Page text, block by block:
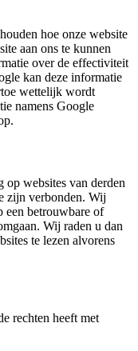
hoe onze website
aan ons te kunnen
over de effectiviteit
kan deze informatie
wettelijk wordt
namens Google
op websites van derden
zijn verbonden. Wij
een betrouwbare of
Wij raden u dan
te lezen alvorens
rechten heeft met